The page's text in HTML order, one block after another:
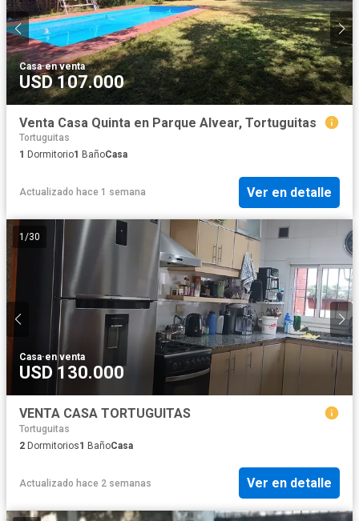
Casa·en venta
USD 107.000
Venta Casa Quinta en Parque Alvear, Tortuguitas
Tortuguitas
1 Dormitorio1 BañoCasa
Actualizado hace 1 semana Ver en detalle
1 /30
Casa·en venta
USD 130.000
VENTA CASA TORTUGUITAS
Tortuguitas
2 Dormitorios1 BañoCasa
Actualizado hace 2 semanas Ver en detalle